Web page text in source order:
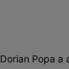
Dorian Popa